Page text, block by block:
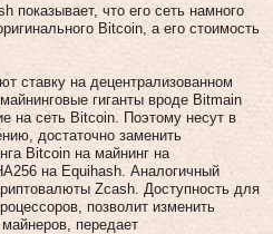
показывает, что его сеть намного
Bitcoin, а его стоимость
ставку на децентрализованном
гиганты вроде Bitmain
на сеть Bitcoin. Поэтому несут в
достаточно заменить
Bitcoin на майнинг на
на Equihash. Аналогичный
Zcash. Доступность для
позволит изменить
передает